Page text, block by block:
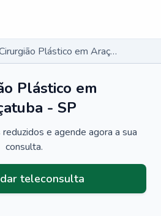
Cirurgião Plástico em Araçatuba - SP
Plástico em
- SP
e agende agora a sua
consulta.
teleconsulta